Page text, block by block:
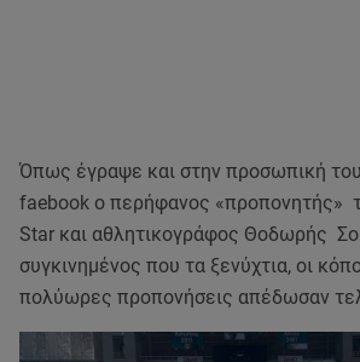
Όπως έγραψε και στην προσωπική
faebook o περήφανος «προπονητής»
Star και αθλητικογράφος Θοδωρής
συγκινημένος που τα ξενύχτια, οι
πολύωρες προπονήσεις απέδωσαν